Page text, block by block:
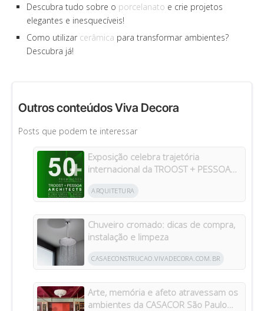
Descubra tudo sobre o porcelanato e crie projetos
elegantes e inesquecíveis!
Como utilizar cerâmica para transformar ambientes?
Descubra já!
Outros conteúdos Viva Decora
Posts que podem te interessar
Exposição celebra trajetória
internacional da TROOST + PESSOA
ARQUITETURA
Chuveiro cromado: dicas de compra,
instalação e limpeza
CASAECONSTRUCAO.VIVADECORA.COM.BR
Arte, memória e afeto atravessam os
ambientes da CASACOR São Paulo